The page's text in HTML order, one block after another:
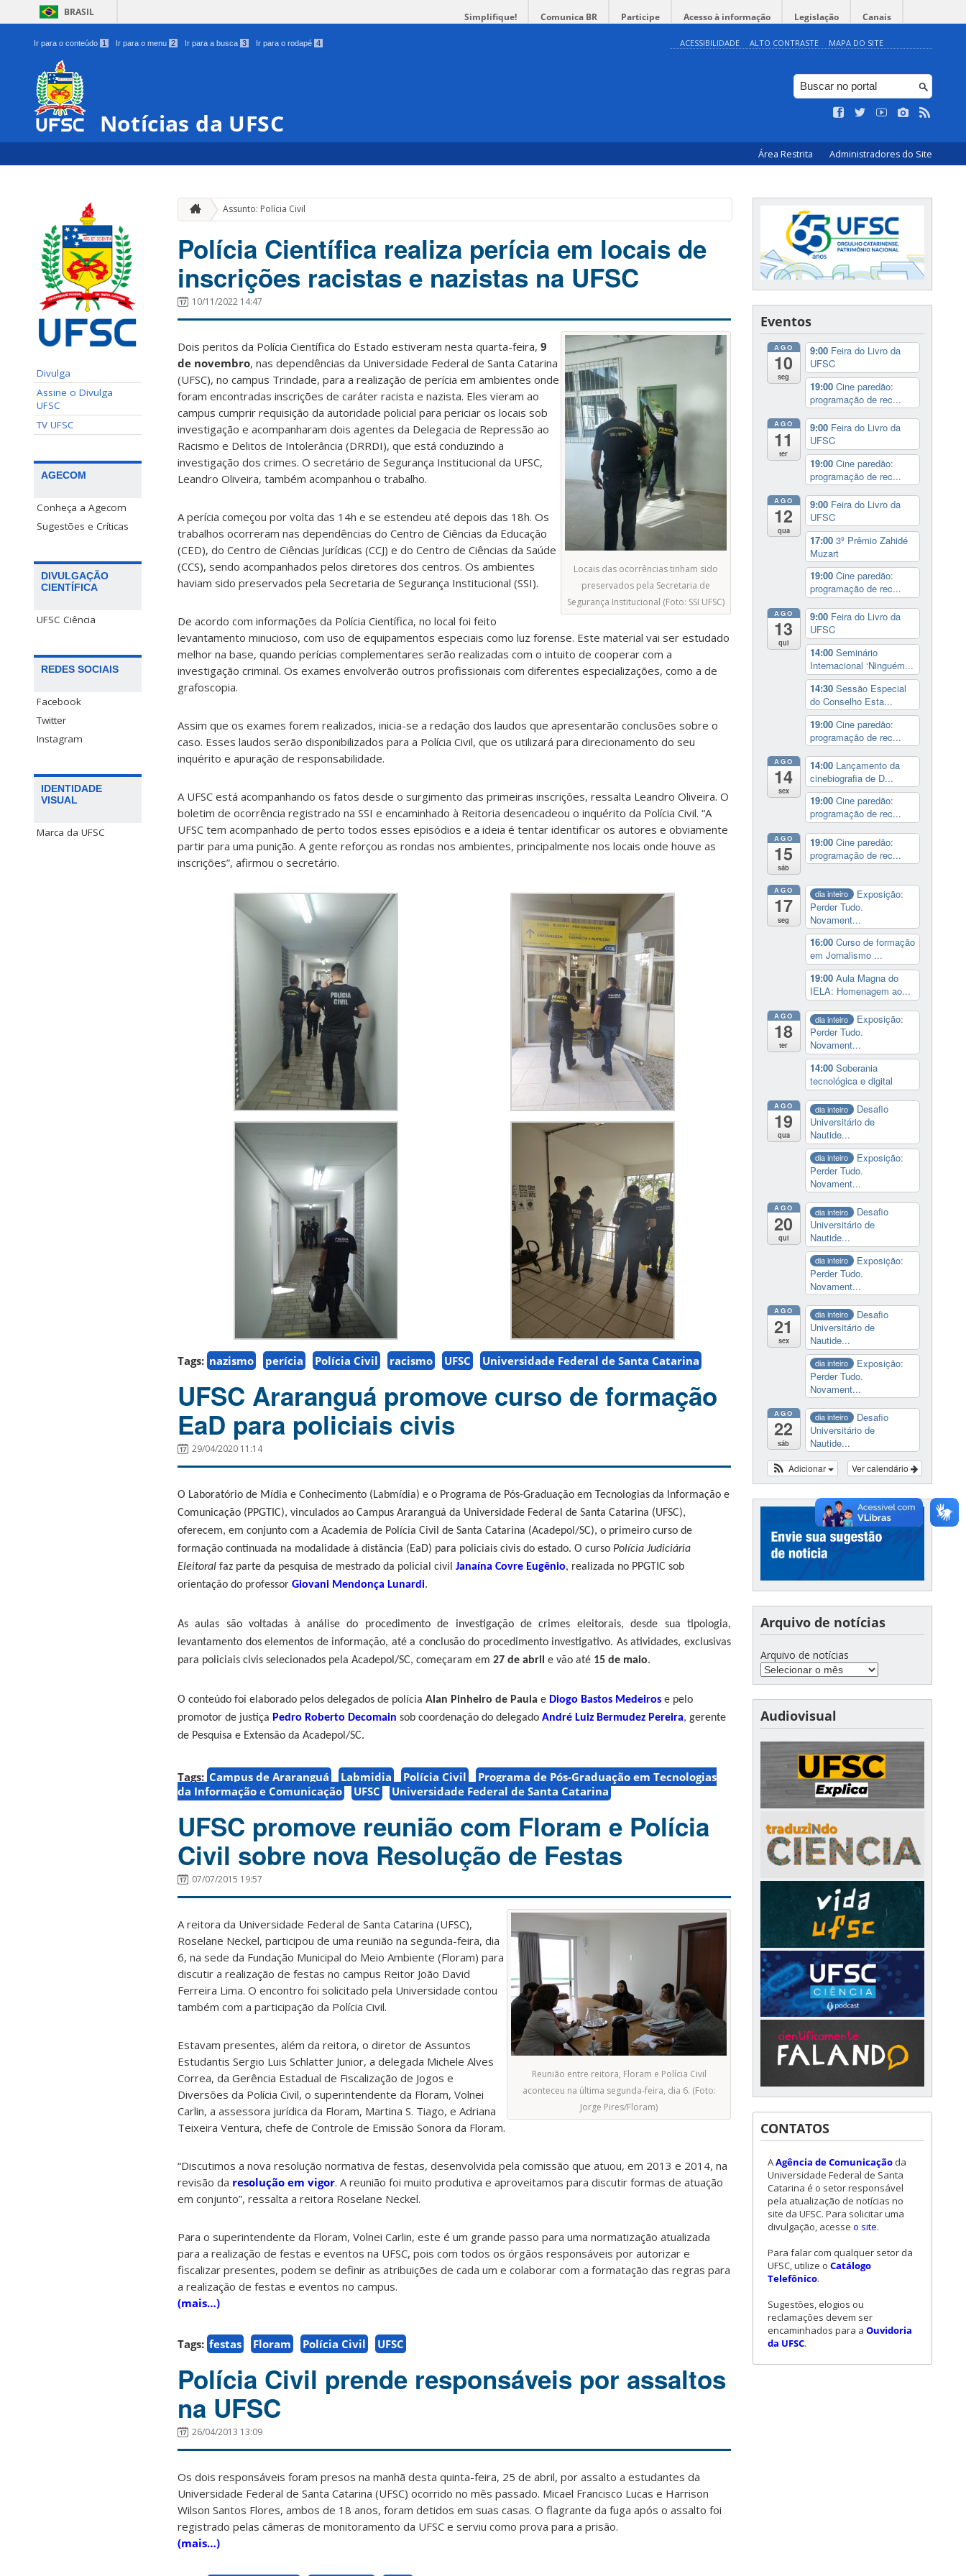
BRASIL Simplifique! Comunica BR Participe Acesso à informação Legislação Canais
Ir para o conteúdo 1 Ir para o menu 2 Ir para a busca 3 Ir para o rodapé 4 ACESSIBILIDADE ALTO CONTRASTE MAPA DO SITE
Notícias da UFSC
Área Restrita Administradores do Site
Divulga
Assine o Divulga
UFSC
TV UFSC
AGECOM
Conheça a Agecom
Sugestões e Críticas
DIVULGAÇÃO
CIENTÍFICA
UFSC Ciência
REDES SOCIAIS
Facebook
Twitter
Instagram
IDENTIDADE
VISUAL
Marca da UFSC
Assunto: Polícia Civil
Polícia Científica realiza perícia em locais de
inscrições racistas e nazistas na UFSC
10/11/2022 14:47
Locais das ocorrências tinham sido
preservados pela Secretaria de
Segurança Institucional (Foto: SSI UFSC)
Dois peritos da Polícia Científica do Estado estiveram nesta quarta-feira, 9
de novembro, nas dependências da Universidade Federal de Santa Catarina
(UFSC), no campus Trindade, para a realização de perícia em ambientes onde
foram encontradas inscrições de caráter racista e nazista. Eles vieram ao
campus cumprir requisição da autoridade policial para periciar os locais sob
investigação e acompanharam dois agentes da Delegacia de Repressão ao
Racismo e Delitos de Intolerância (DRRDI), que está conduzindo a
investigação dos crimes. O secretário de Segurança Institucional da UFSC,
Leandro Oliveira, também acompanhou o trabalho.
A perícia começou por volta das 14h e se estendeu até depois das 18h. Os
trabalhos ocorreram nas dependências do Centro de Ciências da Educação
(CED), do Centro de Ciências Jurídicas (CCJ) e do Centro de Ciências da Saúde
(CCS), sendo acompanhados pelos diretores dos centros. Os ambientes
haviam sido preservados pela Secretaria de Segurança Institucional (SSI).
De acordo com informações da Polícia Científica, no local foi feito
levantamento minucioso, com uso de equipamentos especiais como luz forense. Este material vai ser estudado
melhor na base, quando perícias complementares serão realizadas com o intuito de cooperar com a
investigação criminal. Os exames envolverão outros profissionais com diferentes especializações, como a de
grafoscopia.
Assim que os exames forem realizados, inicia-se a redação dos laudos que apresentarão conclusões sobre o
caso. Esses laudos serão disponibilizados para a Polícia Civil, que os utilizará para direcionamento do seu
inquérito e apuração de responsabilidade.
A UFSC está acompanhando os fatos desde o surgimento das primeiras inscrições, ressalta Leandro Oliveira. O
boletim de ocorrência registrado na SSI e encaminhado à Reitoria desencadeou o inquérito da Polícia Civil. “A
UFSC tem acompanhado de perto todos esses episódios e a ideia é tentar identificar os autores e obviamente
partir para uma punição. A gente reforçou as rondas nos ambientes, principalmente nos locais onde houve as
inscrições”, afirmou o secretário.
Tags: nazismo perícia Polícia Civil racismo UFSC Universidade Federal de Santa Catarina
UFSC Araranguá promove curso de formação
EaD para policiais civis
29/04/2020 11:14
O Laboratório de Mídia e Conhecimento (Labmídia) e o Programa de Pós-Graduação em Tecnologias da Informação e
Comunicação (PPGTIC), vinculados ao Campus Araranguá da Universidade Federal de Santa Catarina (UFSC),
oferecem, em conjunto com a Academia de Polícia Civil de Santa Catarina (Acadepol/SC), o primeiro curso de
formação continuada na modalidade à distância (EaD) para policiais civis do estado. O curso Polícia Judiciária
Eleitoral faz parte da pesquisa de mestrado da policial civil Janaína Covre Eugênio, realizada no PPGTIC sob
orientação do professor Giovani Mendonça Lunardi.
As aulas são voltadas à análise do procedimento de investigação de crimes eleitorais, desde sua tipologia,
levantamento dos elementos de informação, até a conclusão do procedimento investigativo. Asatividades, exclusivas
para policiais civis selecionados pela Acadepol/SC, começaram em 27 de abril e vão até 15 de maio.
O conteúdo foi elaborado pelos delegados de polícia Alan Pinheiro de Paula e Diogo Bastos Medeiros e pelo
promotor de justiça Pedro Roberto Decomain sob coordenação do delegado André Luiz Bermudez Pereira, gerente
de Pesquisa e Extensão da Acadepol /SC.
Tags: Campus de Araranguá Labmidia Polícia Civil
Programa de Pós-Graduação em Tecnologias
da Informação e Comunicação
UFSC Universidade Federal de Santa Catarina
UFSC promove reunião com Floram e Polícia
Civil sobre nova Resolução de Festas
07/07/2015 19:57
Reunião entre reitora, Floram e Polícia Civil
aconteceu na última segunda-feira, dia 6. (Foto:
Jorge Pires/Floram)
A reitora da Universidade Federal de Santa Catarina (UFSC),
Roselane Neckel, participou de uma reunião na segunda-feira, dia
6, na sede da Fundação Municipal do Meio Ambiente (Floram) para
discutir a realização de festas no campus Reitor João David
Ferreira Lima. O encontro foi solicitado pela Universidade contou
também com a participação da Polícia Civil.
Estavam presentes, além da reitora, o diretor de Assuntos
Estudantis Sergio Luis Schlatter Junior, a delegada Michele Alves
Correa, da Gerência Estadual de Fiscalização de Jogos e
Diversões da Polícia Civil, o superintendente da Floram, Volnei
Carlin, a assessora jurídica da Floram, Martina S. Tiago, e Adriana
Teixeira Ventura, chefe de Controle de Emissão Sonora da Floram.
“Discutimos a nova resolução normativa de festas, desenvolvida pela comissão que atuou, em 2013 e 2014, na
revisão da resolução em vigor. A reunião foi muito produtiva e aproveitamos para discutir formas de atuação
em conjunto”, ressalta a reitora Roselane Neckel.
Para o superintendente da Floram, Volnei Carlin, este é um grande passo para uma normatização atualizada
para a realização de festas e eventos na UFSC, pois com todos os órgãos responsáveis por autorizar e
fiscalizar presentes, podem se definir as atribuições de cada um e colaborar com a formatação das regras para
a realização de festas e eventos no campus.
(mais…)
Tags: festas Floram Polícia Civil UFSC
Polícia Civil prende responsáveis por assaltos
na UFSC
26/04/2013 13:09
Os dois responsáveis foram presos na manhã desta quinta-feira, 25 de abril, por assalto a estudantes da
Universidade Federal de Santa Catarina (UFSC) ocorrido no mês passado. Micael Francisco Lucas e Harrison
Wilson Santos Flores, ambos de 18 anos, foram detidos em suas casas. O flagrante da fuga após o assalto foi
registrado pelas câmeras de monitoramento da UFSC e serviu como prova para a prisão.
(mais…)
Eventos
AGO
10
seg
9:00 Feira do Livro da
UFSC
19:00 Cine paredão:
programação de rec...
AGO
11
ter
9:00 Feira do Livro da
UFSC
19:00 Cine paredão:
programação de rec...
AGO
12
qua
9:00 Feira do Livro da
UFSC
17:00 3º Prêmio Zahidé
Muzart
19:00 Cine paredão:
programação de rec...
AGO
13
qui
9:00 Feira do Livro da
UFSC
14:00 Seminário
Internacional ‘Ninguém...
14:30 Sessão Especial
do Conselho Esta...
19:00 Cine paredão:
programação de rec...
AGO
14
sex
14:00 Lançamento da
cinebiografia de D...
19:00 Cine paredão:
programação de rec...
AGO
15
sáb
19:00 Cine paredão:
programação de rec...
AGO
17
seg
dia inteiro
Exposição:
Perder Tudo.
Novament...
16:00 Curso de formação
em Jornalismo ...
19:00 Aula Magna do
IELA: Homenagem ao...
AGO
18
ter
dia inteiro
Exposição:
Perder Tudo.
Novament...
14:00 Soberania
tecnológica e digital
AGO
19
qua
dia inteiro
Desafio
Universitário de
Nautide...
dia inteiro
Exposição:
Perder Tudo.
Novament...
AGO
20
qui
dia inteiro
Desafio
Universitário de
Nautide...
dia inteiro
Exposição:
Perder Tudo.
Novament...
AGO
21
sex
dia inteiro
Desafio
Universitário de
Nautide...
dia inteiro
Exposição:
Perder Tudo.
Novament...
AGO
22
sáb
dia inteiro
Desafio
Universitário de
Nautide...
Ver calendário
Adicionar
Arquivo de notícias
Arquivo de notícias
Audiovisual
CONTATOS
AAgência de Comunicação da
Universidade Federal de Santa
Catarina é o setor responsável
pela atualização de notícias no
site da UFSC. Para solicitar uma
divulgação, acesse o site.
Para falar com qualquer setor da
UFSC, utilize o Catálogo
Telefônico.
Sugestões, elogios ou
reclamações devem ser
encaminhados para a Ouvidoria
da UFSC.